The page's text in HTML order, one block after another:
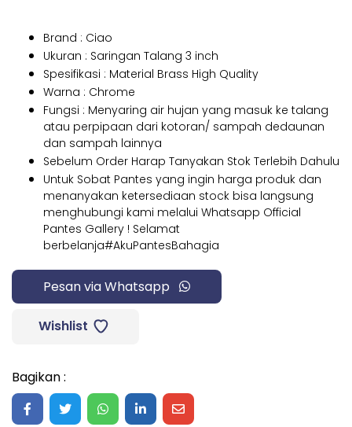
Brand : Ciao
Ukuran : Saringan Talang 3 inch
Spesifikasi : Material Brass High Quality
Warna : Chrome
Fungsi : Menyaring air hujan yang masuk ke talang
atau perpipaan dari kotoran/ sampah dedaunan
dan sampah lainnya
Sebelum Order Harap Tanyakan Stok Terlebih Dahulu
Untuk Sobat Pantes yang ingin harga produk dan
menanyakan ketersediaan stock bisa langsung
menghubungi kami melalui Whatsapp Official
Pantes Gallery ! Selamat
berbelanja#AkuPantesBahagia
Pesan via Whatsapp
Wishlist
Bagikan :
Share on Facebook
Share on Twitter
Share on WhatsApp
Share on LinkedIn
Share on Mail